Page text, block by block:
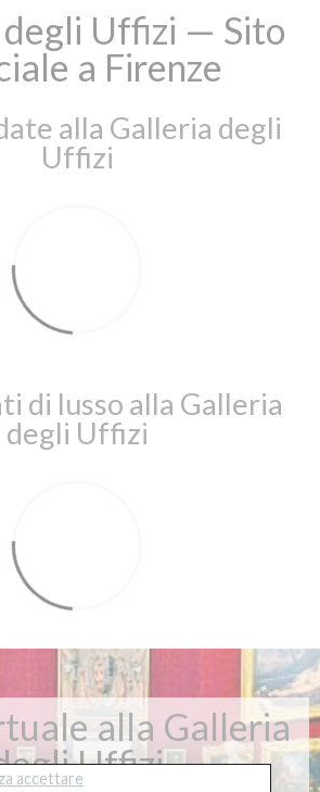
Uffizi — Sito
a Firenze
alla Galleria degli
Uffizi
di lusso alla Galleria
degli Uffizi
alla Galleria
Uffizi
accettare